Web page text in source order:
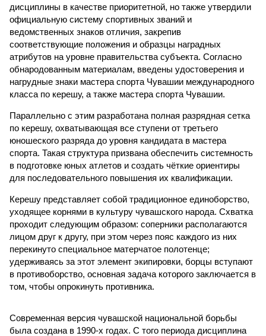
дисциплины в качестве приоритетной, но также утвердили
официальную систему спортивных званий и
ведомственных знаков отличия, закрепив
соответствующие положения и образцы наградных
атрибутов на уровне правительства субъекта. Согласно
обнародованным материалам, введены удостоверения и
нагрудные знаки мастера спорта Чувашии международного
класса по керешу, а также мастера спорта Чувашии.
Параллельно с этим разработана полная разрядная сетка
по керешу, охватывающая все ступени от третьего
юношеского разряда до уровня кандидата в мастера
спорта. Такая структура призвана обеспечить системность
в подготовке юных атлетов и создать чёткие ориентиры
для последовательного повышения их квалификации.
Керешу представляет собой традиционное единоборство,
уходящее корнями в культуру чувашского народа. Схватка
проходит следующим образом: соперники располагаются
лицом друг к другу, при этом через пояс каждого из них
перекинуто специальное матерчатое полотенце;
удерживаясь за этот элемент экипировки, борцы вступают
в противоборство, основная задача которого заключается в
том, чтобы опрокинуть противника.
Современная версия чувашской национальной борьбы
была создана в 1990-х годах. С того периода дисциплина